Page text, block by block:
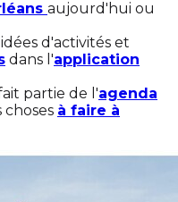
aujourd'hui ou
d'activités et
dans l'application
partie de l'agenda
choses à faire à